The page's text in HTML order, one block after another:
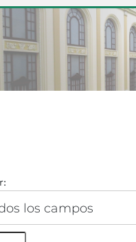
los campos